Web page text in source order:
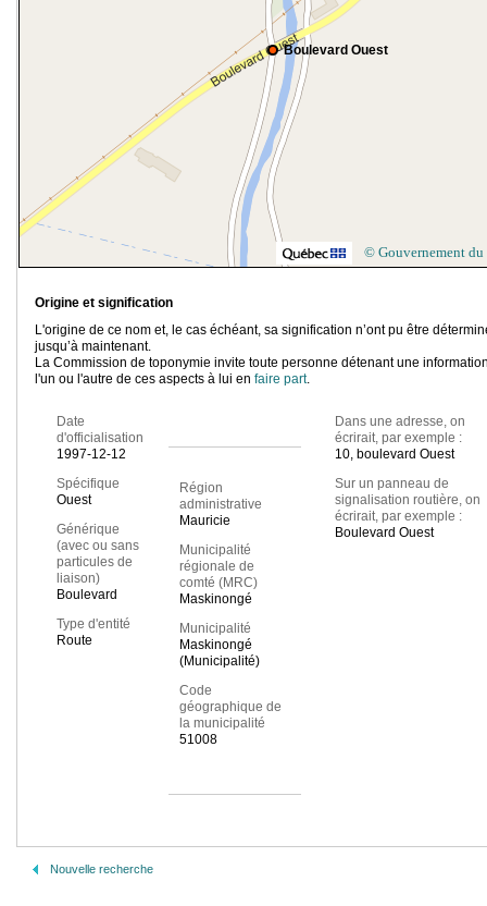
Boulevard Ouest
© Gouvernement du
Origine et signification
L'origine de ce nom et, le cas échéant, sa signification n’ont pu être
jusqu’à maintenant.
La Commission de toponymie invite toute personne détenant une
l'un ou l'autre de ces aspects à lui en faire part.
Date
d'officialisation
1997-12-12
Spécifique
Ouest
Générique
(avec ou sans
particules de
liaison)
Boulevard
Type d'entité
Route
Région
administrative
Mauricie
Municipalité
régionale de
comté (MRC)
Maskinongé
Municipalité
Maskinongé
(Municipalité)
Code
géographique de
la municipalité
51008
Dans une adresse, on
écrirait, par exemple :
10, boulevard Ouest
Sur un panneau de
signalisation routière, on
écrirait, par exemple :
Boulevard Ouest
Nouvelle recherche